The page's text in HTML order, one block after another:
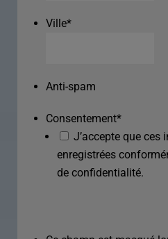
Ville*
Anti-spam
Consentement*
J’accepte que
enregistrées
de confidentialité.